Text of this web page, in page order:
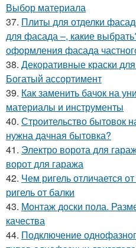
Выбор материала
37. Плиты для отделки
для фасада –, какие
оформления фасада
38. Декоративные краски
Богатый ассортимент
39. Как заменить бачок на
материалы и инструменты
40. Строительство бытовок
нужна дачная бытовка?
41. Электро ворота для
ворот для гаража
42. Чем ригель отличается
ригель от балки
43. Монтаж доски пола.
качества
44. Подключение